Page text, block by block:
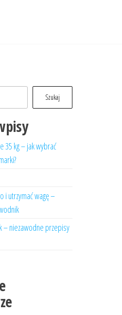
Szukaj
35 kg – jak wybrać
i utrzymać wagę –
– niezawodne przepisy